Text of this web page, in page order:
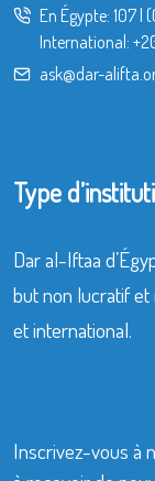
En Égypte: 107|
International:
ask@dar-
Type
Dar al-Iftaa
but non lucratif et
et international.
Inscrivez-vous à